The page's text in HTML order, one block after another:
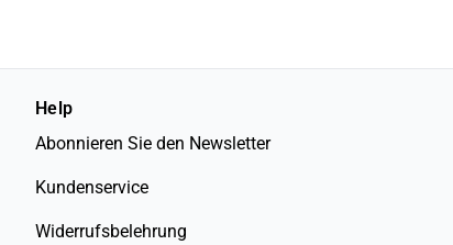
Help
Abonnieren Sie den Newsletter
Kundenservice
Widerrufsbelehrung